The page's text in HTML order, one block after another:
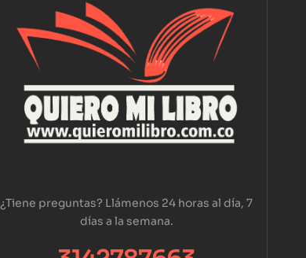
¿Tiene preguntas? Llámenos 24 horas al día, 7
días a la semana.